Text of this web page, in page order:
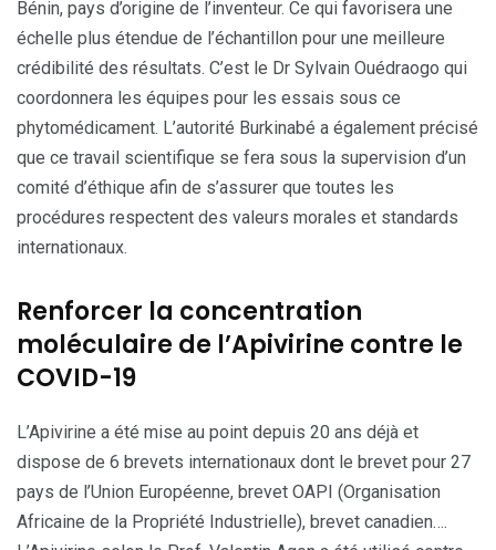
Bénin, pays d’origine de l’inventeur. Ce qui favorisera une
échelle plus étendue de l’échantillon pour une meilleure
crédibilité des résultats. C’est le Dr Sylvain Ouédraogo qui
coordonnera les équipes pour les essais sous ce
phytomédicament. L’autorité Burkinabé a également précisé
que ce travail scientifique se fera sous la supervision d’un
comité d’éthique afin de s’assurer que toutes les
procédures respectent des valeurs morales et standards
internationaux.
Renforcer la concentration
moléculaire de l’Apivirine contre le
COVID-19
L’Apivirine a été mise au point depuis 20 ans déjà et
dispose de 6 brevets internationaux dont le brevet pour 27
pays de l’Union Européenne, brevet OAPI (Organisation
Africaine de la Propriété Industrielle), brevet canadien….